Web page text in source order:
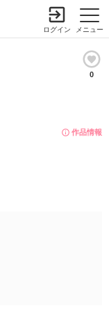
メニュー
ログイン
0
作品情報